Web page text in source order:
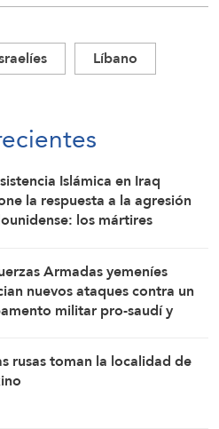
Líbano
Islámica en Iraq
la respuesta a la agresión
los mártires
Armadas yemeníes
nuevos ataques contra un
militar pro-saudí y
y escalada por escalada
rusas toman la localidad de